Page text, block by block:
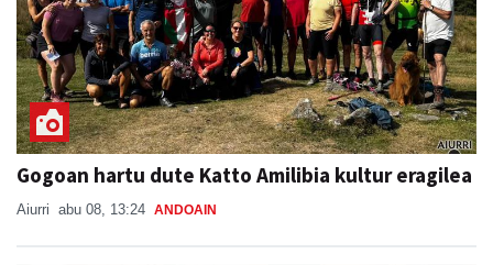
Gogoan hartu dute Katto Amilibia kultur eragilea
Aiurri abu 08, 13:24 ANDOAIN